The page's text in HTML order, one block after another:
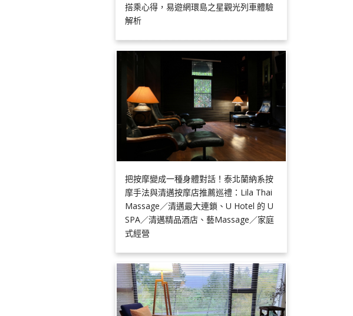
搭乘心得，易遊網環島之星觀光列車體驗
解析
把按摩變成一種身體對話！泰北蘭納系按
摩手法與清邁按摩店推薦巡禮：Lila Thai
Massage／清邁最大連鎖、U Hotel 的 U
SPA／清邁精品酒店、藝Massage／家庭
式經營